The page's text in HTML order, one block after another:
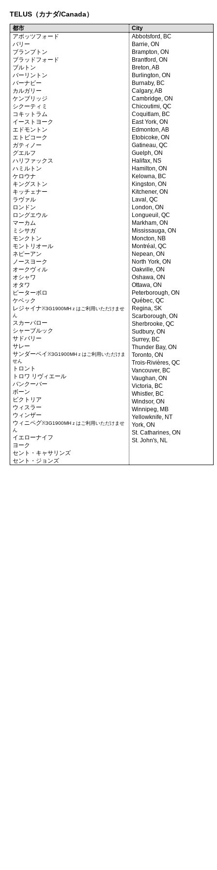
TELUS（カナダ/Canada）
都市
City
アボッツフォード
バリー
ブランプトン
ブラッドフォード
ブルトン
バーリントン
バーナビー
カルガリー
ケンブリッジ
シクーティミ
コキットラム
イーストヨーク
エドモントン
エトビコーク
ガティノー
グエルフ
ハリファックス
ハミルトン
ケロウナ
キングストン
キッチェナー
ラヴァル
ロンドン
ロングエウル
マーカム
ミシサガ
モンクトン
モントリオール
ネピーアン
ノースヨーク
オークヴィル
オシャワ
オタワ
ピーターボロ
ケベック
レジャイナ※3G1900MHｚはご利用いただけませ
ん
スカーバロー
シャーブルック
サドバリー
サレー
サンダーベイ※3G1900MHｚはご利用いただけま
せん
トロント
トロワ リヴィエール
バンクーバー
ボーン
ビクトリア
ウィスラー
ウィンザー
ウィニペグ※3G1900MHｚはご利用いただけませ
ん
イエローナイフ
ヨーク
セント・キャサリンズ
セント・ジョンズ
Abbotsford, BC
Barrie, ON
Brampton, ON
Brantford, ON
Breton, AB
Burlington, ON
Burnaby, BC
Calgary, AB
Cambridge, ON
Chicoutimi, QC
Coquitlam, BC
East York, ON
Edmonton, AB
Etobicoke, ON
Gatineau, QC
Guelph, ON
Halifax, NS
Hamilton, ON
Kelowna, BC
Kingston, ON
Kitchener, ON
Laval, QC
London, ON
Longueuil, QC
Markham, ON
Mississauga, ON
Moncton, NB
Montréal, QC
Nepean, ON
North York, ON
Oakville, ON
Oshawa, ON
Ottawa, ON
Peterborough, ON
Québec, QC
Regina, SK
Scarborough, ON
Sherbrooke, QC
Sudbury, ON
Surrey, BC
Thunder Bay, ON
Toronto, ON
Trois-Rivières, QC
Vancouver, BC
Vaughan, ON
Victoria, BC
Whistler, BC
Windsor, ON
Winnipeg, MB
Yellowknife, NT
York, ON
St. Catharines, ON
St. John's, NL